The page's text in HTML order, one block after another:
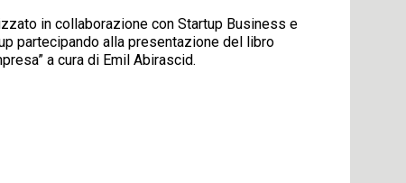
in collaborazione con Startup Business e
partecipando alla presentazione del libro
a cura di Emil Abirascid.